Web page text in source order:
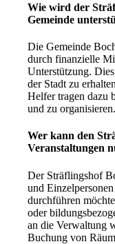
Wie wird der
Gemeinde
Die Gemeinde
durch finanzielle
Unterstützung.
der Stadt zu
Helfer tragen dazu
und zu organisieren.
Wer kann den
Veranstaltungen
Der Sträflingshof
und
durchführen
oder
an die Verwaltung
Buchung von